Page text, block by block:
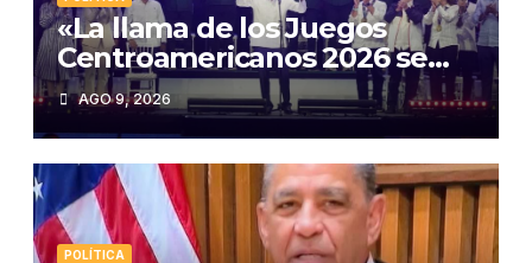
«La llama de los Juegos
Centroamericanos 2026 se
apaga, pero su luz perdura en
el corazón de los
participantes»
AGO 9, 2026
POLÍTICA